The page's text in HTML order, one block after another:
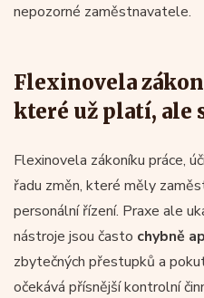
nepozorné zaměstnavatele.
Flexinovela
které už platí, ale
Flexinovela zákoníku práce,
řadu změn, které měly
personální řízení. Praxe ale
nástroje jsou často chybně
zbytečných přestupků a
očekává přísnější kontrolní